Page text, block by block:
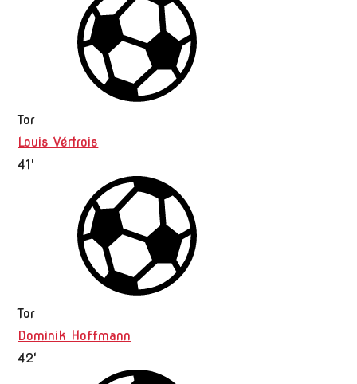
Tor
Louis Vértrois
41'
Tor
Dominik Hoffmann
42'